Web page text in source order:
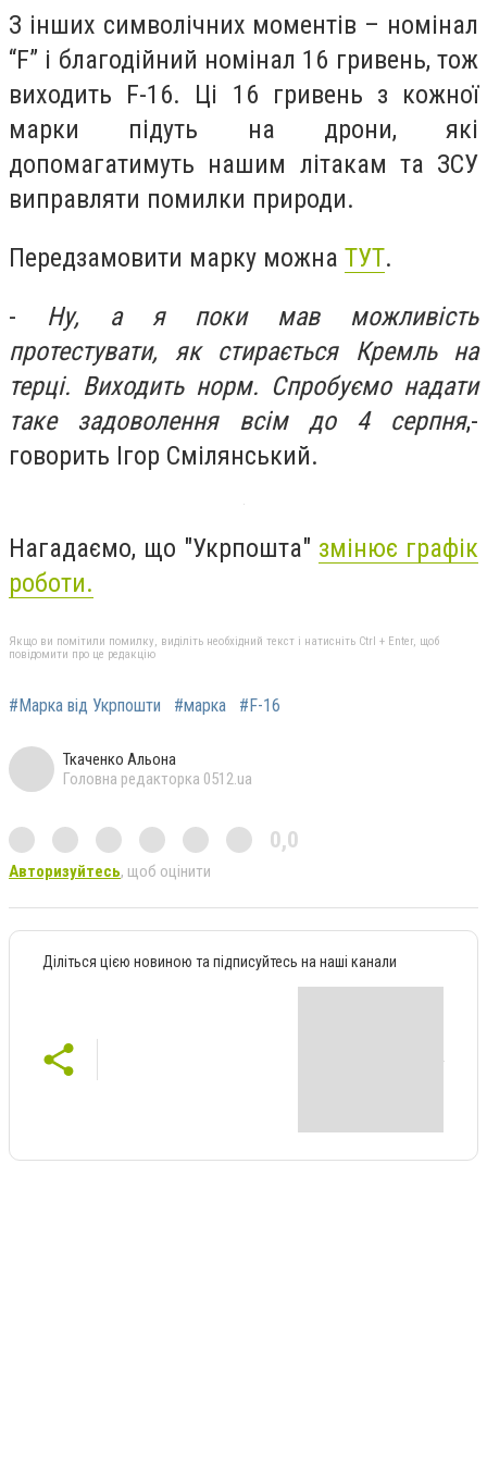
З інших символічних моментів – номінал
“F” і благодійний номінал 16 гривень, тож
виходить F-16. Ці 16 гривень з кожної
марки підуть на дрони, які
допомагатимуть нашим літакам та ЗСУ
виправляти помилки природи.
Передзамовити марку можна ТУТ.
- Ну, а я поки мав можливість
протестувати, як стирається Кремль на
терці. Виходить норм. Спробуємо надати
таке задоволення всім до 4 серпня,-
говорить Ігор Смілянський.
Нагадаємо, що "Укрпошта" змінює графік
роботи.
Якщо ви помітили помилку, виділіть необхідний текст і натисніть Ctrl + Enter, щоб
повідомити про це редакцію
#Марка від Укрпошти #марка #F-16
Ткаченко Альона
Головна редакторка 0512.ua
0,0
Авторизуйтесь, щоб оцінити
Діліться цією новиною та підписуйтесь на наші канали